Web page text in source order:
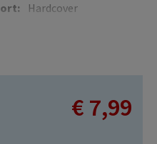
Hardcover
€ 7,99